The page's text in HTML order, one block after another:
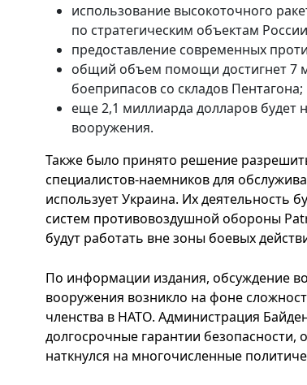
использование высокоточного
по стратегическим объектам
предоставление современных
общий объем помощи достигнет 7
боеприпасов со складов Пентагона;
еще 2,1 миллиарда долларов будет
вооружения.
Также было принято решение
специалистов-наемников для
использует Украина. Их деятельность
систем противовоздушной обороны
будут работать вне зоны боевых
По информации издания, обсуждение
вооружения возникло на фоне
членства в НАТО. Администрация
долгосрочные гарантии безопасности,
наткнулся на многочисленные